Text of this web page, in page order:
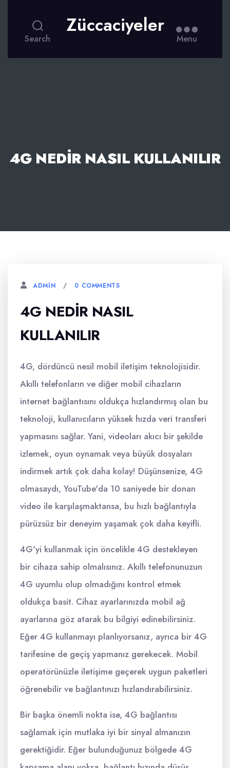
Search
Züccaciyeler
Menu
4G NEDIR NASIL KULLANILIR
ADMIN 0 COMMENTS
4G NEDIR NASIL
KULLANILIR
4G, dördüncü nesil mobil iletişim teknolojisidir.
Akıllı telefonların ve diğer mobil cihazların
internet bağlantısını oldukça hızlandırmış olan bu
teknoloji, kullanıcıların yüksek hızda veri transferi
yapmasını sağlar. Yani, videoları akıcı bir şekilde
izlemek, oyun oynamak veya büyük dosyaları
indirmek artık çok daha kolay! Düşünsenize, 4G
olmasaydı, YouTube'da 10 saniyede bir donan
video ile karşılaşmaktansa, bu hızlı bağlantıyla
pürüzsüz bir deneyim yaşamak çok daha keyifli.
4G'yi kullanmak için öncelikle 4G destekleyen
bir cihaza sahip olmalısınız. Akıllı telefonunuzun
4G uyumlu olup olmadığını kontrol etmek
oldukça basit. Cihaz ayarlarınızda mobil ağ
ayarlarına göz atarak bu bilgiyi edinebilirsiniz.
Eğer 4G kullanmayı planlıyorsanız, ayrıca bir 4G
tarifesine de geçiş yapmanız gerekecek. Mobil
operatörünüzle iletişime geçerek uygun paketleri
öğrenebilir ve bağlantınızı hızlandırabilirsiniz.
Bir başka önemli nokta ise, 4G bağlantısı
sağlamak için mutlaka iyi bir sinyal almanızın
gerektiğidir. Eğer bulunduğunuz bölgede 4G